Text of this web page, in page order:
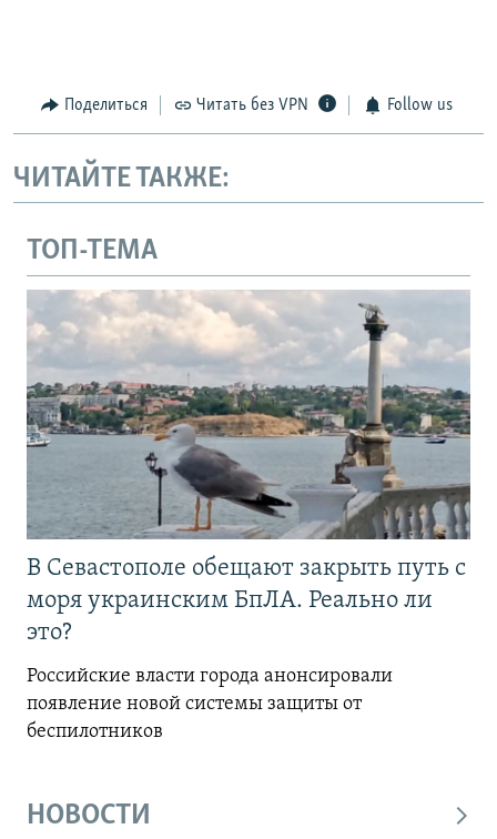
Поделиться Читать без VPN Follow us
ЧИТАЙТЕ ТАКЖЕ:
ТОП-ТЕМА
В Севастополе обещают закрыть путь с
моря украинским БпЛА. Реально ли
это?
Российские власти города анонсировали
появление новой системы защиты от
беспилотников
НОВОСТИ